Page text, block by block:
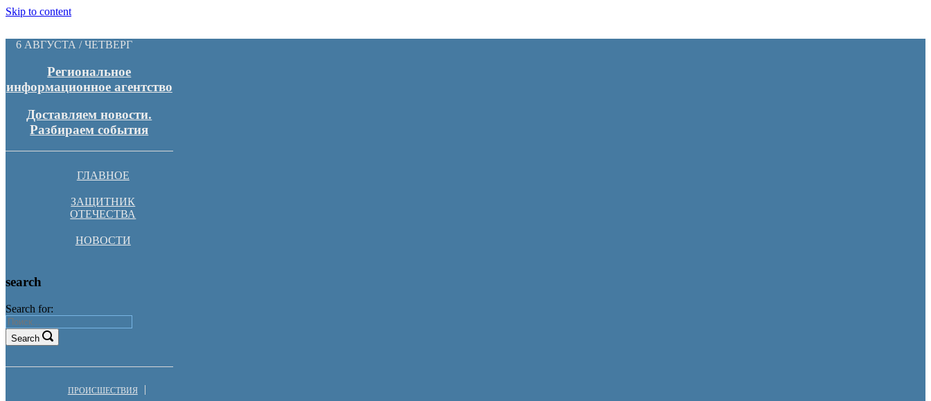
Skip to content
6 АВГУСТА / ЧЕТВЕРГ
Региональное
информационное агентство
Доставляем новости.
Разбираем события
ГЛАВНОЕ
ЗАЩИТНИК
ОТЕЧЕСТВА
НОВОСТИ
search
Search for:
Search
ПРОИСШЕСТВИЯ